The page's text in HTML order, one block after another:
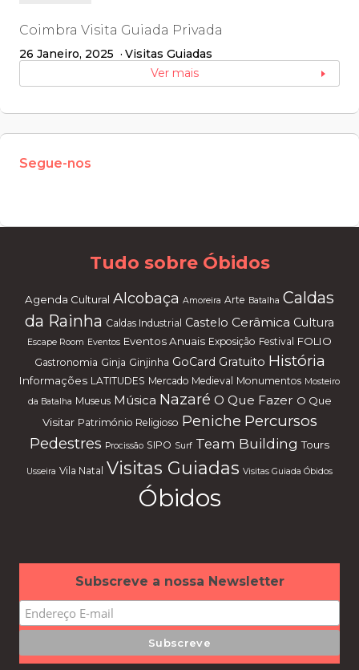
Coimbra Visita Guiada Privada
26 Janeiro, 2025
Visitas Guiadas
Ver mais
Segue-nos
en
Tudo sobre Óbidos
Agenda Cultural Alcobaça Amoreira Arte Batalha Caldas
da Rainha Caldas Industrial Castelo Cerâmica Cultura
Escape Room Eventos Eventos Anuais Exposição Festival FOLIO
Gastronomia Ginja Ginjinha GoCard Gratuito História
Informações LATITUDES Mercado Medieval Monumentos Mosteiro
da Batalha Museus Música Nazaré O Que Fazer O Que
Visitar Património Religioso Peniche Percursos
Pedestres Procissão SIPO Surf Team Building Tours
Usseira Vila Natal Visitas Guiadas Visitas Guiada Óbidos
Óbidos
Subscreve a nossa Newsletter